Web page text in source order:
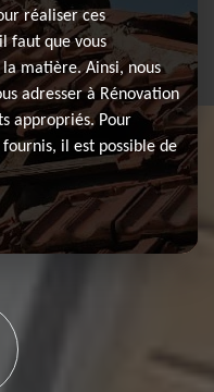
réaliser ces
faut que vous
matière. Ainsi, nous
adresser à Rénovation
appropriés. Pour
il est possible de